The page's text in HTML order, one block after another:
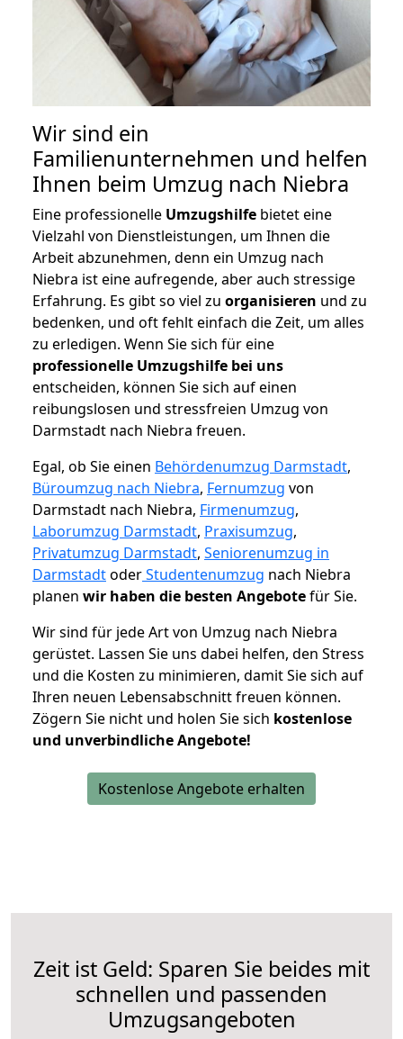
Wir sind ein
Familienunternehmen und helfen
Ihnen beim Umzug nach Niebra
Eine professionelle Umzugshilfe bietet eine
Vielzahl von Dienstleistungen, um Ihnen die
Arbeit abzunehmen, denn ein Umzug nach
Niebra ist eine aufregende, aber auch stressige
Erfahrung. Es gibt so viel zu organisieren und zu
bedenken, und oft fehlt einfach die Zeit, um alles
zu erledigen. Wenn Sie sich für eine
professionelle Umzugshilfe bei uns
entscheiden, können Sie sich auf einen
reibungslosen und stressfreien Umzug von
Darmstadt nach Niebra freuen.
Egal, ob Sie einen Behördenumzug Darmstadt,
Büroumzug nach Niebra, Fernumzug von
Darmstadt nach Niebra, Firmenumzug,
Laborumzug Darmstadt, Praxisumzug,
Privatumzug Darmstadt, Seniorenumzug in
DarmstadtoderStudentenumzug nach Niebra
planen wir haben die besten Angebotefür Sie.
Wir sind für jede Art von Umzug nach Niebra
gerüstet. Lassen Sie uns dabei helfen, den Stress
und die Kosten zu minimieren, damit Sie sich auf
Ihren neuen Lebensabschnitt freuen können.
Zögern Sie nicht und holen Sie sich kostenlose
und unverbindliche Angebote!
Kostenlose Angebote erhalten
Zeit ist Geld: Sparen Sie beides mit
schnellen und passenden
Umzugsangeboten